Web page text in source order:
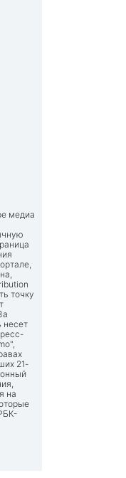
медиа
точку
несет
21-
на